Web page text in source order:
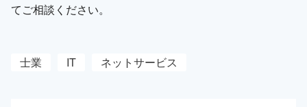
てご相談ください。
士業 IT ネットサービス